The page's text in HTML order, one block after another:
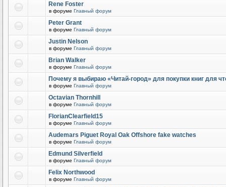
Rene Foster
в форуме Главный форум
Peter Grant
в форуме Главный форум
Justin Nelson
в форуме Главный форум
Brian Walker
в форуме Главный форум
Почему я выбираю «Читай-город» для покупки книг для
в форуме Главный форум
Octavian Thornhill
в форуме Главный форум
FlorianClearfield15
в форуме Главный форум
Audemars Piguet Royal Oak Offshore fake watches
в форуме Главный форум
Edmund Silverfield
в форуме Главный форум
Felix Northwood
в форуме Главный форум